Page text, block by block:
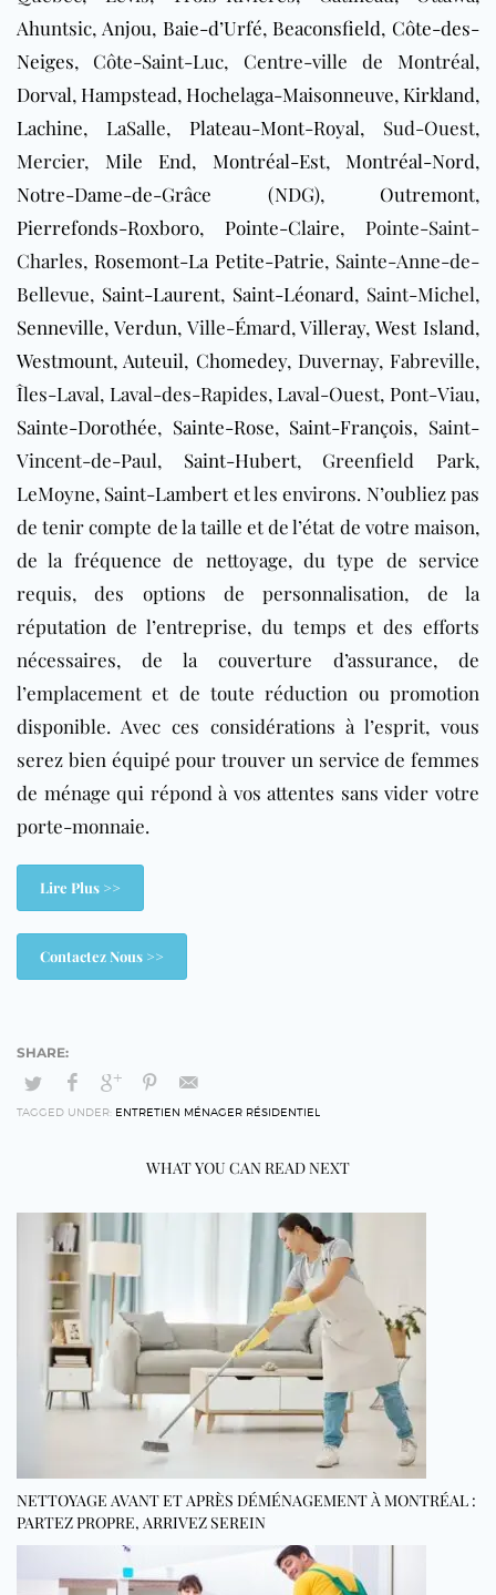
Ahuntsic, Anjou, Baie-d’Urfé,Beaconsfield, Côte-des-
Neiges, Côte-Saint-Luc, Centre-ville de Montréal,
Dorval,Hampstead,Hochelaga-Maisonneuve,Kirkland,
Lachine, LaSalle, Plateau-Mont-Royal, Sud-Ouest,
Mercier, Mile End, Montréal-Est, Montréal-Nord,
Notre-Dame-de-Grâce (NDG), Outremont,
Pierrefonds-Roxboro, Pointe-Claire, Pointe-Saint-
Charles, Rosemont-La Petite-Patrie, Sainte-Anne-de-
Bellevue, Saint-Laurent, Saint-Léonard, Saint-Michel,
Senneville, Verdun, Ville-Émard,Villeray,West Island,
Westmount,Auteuil, Chomedey, Duvernay, Fabreville,
Îles-Laval, Laval-des-Rapides, Laval-Ouest, Pont-Viau,
Sainte-Dorothée, Sainte-Rose, Saint-François, Saint-
Vincent-de-Paul, Saint-Hubert, Greenfield Park,
LeMoyne, Saint-Lambert et les environs. N’oubliez pas
de tenir compte de la taille et de l’état de votre maison,
de la fréquence de nettoyage, du type de service
requis, des options de personnalisation, de la
réputation de l’entreprise, du temps et des efforts
nécessaires, de la couverture d’assurance, de
l’emplacement et de toute réduction ou promotion
disponible. Avec ces considérations à l’esprit, vous
serez bien équipé pour trouver un service de femmes
de ménage qui répond à vos attentes sans vider votre
porte-monnaie.
Lire Plus >>
Contactez Nous >>
TAGGED UNDER: ENTRETIEN MÉNAGER RÉSIDENTIEL
WHAT YOU CAN READ NEXT
NETTOYAGE AVANT ET APRÈS DÉMÉNAGEMENT À MONTRÉAL :
PARTEZ PROPRE, ARRIVEZ SEREIN